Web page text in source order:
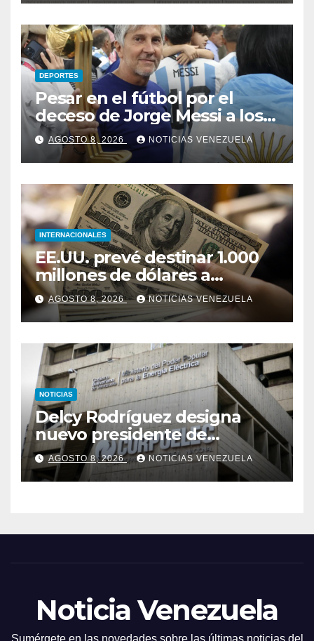
DEPORTES
Pesar en el fútbol por el
deceso de Jorge Messi a los
68 años
AGOSTO 8, 2026 NOTICIAS VENEZUELA
INTERNACIONALES
EE.UU. prevé destinar 1.000
millones de dólares a
Colombia para un paquete
de seguridad
AGOSTO 8, 2026 NOTICIAS VENEZUELA
NOTICIAS
Delcy Rodríguez designa
nuevo presidente de
Corpoelec y nuevo
viceministro de Servicios
Eléctricos
AGOSTO 8, 2026 NOTICIAS VENEZUELA
Noticia Venezuela
Sumérgete en las novedades sobre las últimas noticias del